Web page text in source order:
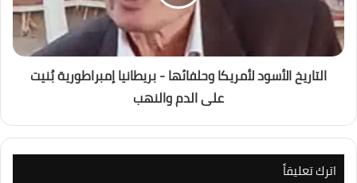
التاريخ الأسود لأمريكا وحلفائها - بريطانيا إمبراطورية بُنيت
على الدم والنهب
اترك تعليقاً